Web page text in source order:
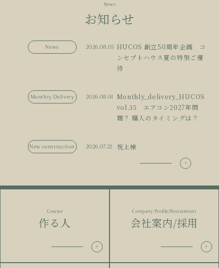
News
お知らせ
News 2026.08.05 HUCOS 創立50周年企画 コ
ンセプトハウス夏の特別ご優
待
Monthry Delivery 2026.08.01
Monthly_delivery_HUCOS
vol.35 エアコン2027年問
題？ 購入のタイミングは？
New construction 2026.07.22 祝上棟
Creator
作る人
Company Profile/Recruitment
会社案内/採用